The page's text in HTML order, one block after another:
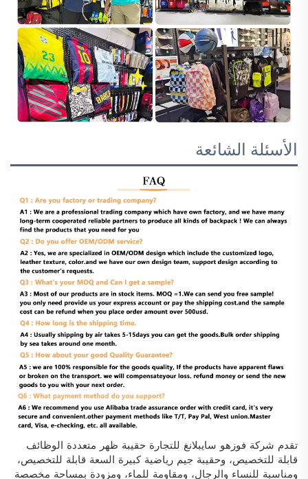
الأسئلة الشائعة
تقدم شركة فوزهو سايبلانغ للتجارة حقيبة ظهر متعددة الوظائف
قابلة للتخصيص، وحقيبة جيم رياضية كبيرة السعة قابلة للتخصيص،
ومناسبة للنساء والرجال، ومقاومة للماء، ومزودة بمساحة مخصصة